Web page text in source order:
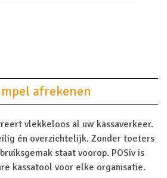
afrekenen
vlekkeloos al uw kassaverkeer.
én overzichtelijk. Zonder toeters
staat voorop. POSiv is
kassatool voor elke organisatie.